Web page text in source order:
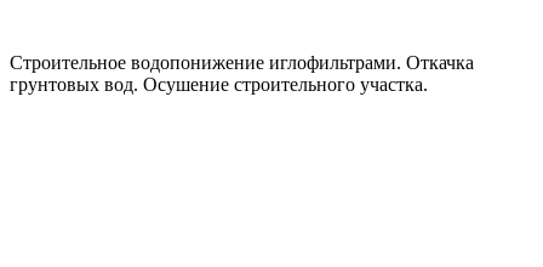
Строительное водопонижение иглофильтрами. Откачка
грунтовых вод. Осушение строительного участка.